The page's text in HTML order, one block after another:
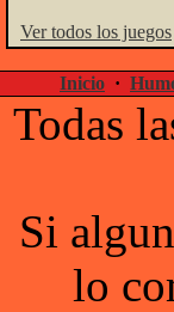
Ver todos los juegos
Inicio ·
Todas
Si
lo